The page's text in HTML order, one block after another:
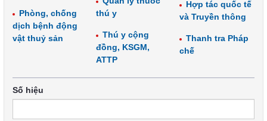
Phòng, chống
dịch bệnh động
vật thuỷ sản
thú y
Thú y cộng
đồng, KSGM,
ATTP
Hợp tác quốc tế
và Truyền thông
Thanh tra Pháp
chế
Số hiệu